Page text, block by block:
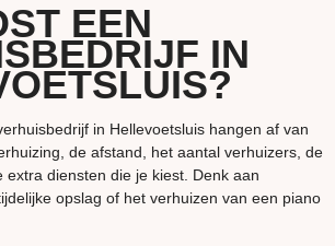
EEN
IN
in Hellevoetsluis hangen af van
de afstand, het aantal verhuizers, de
extra diensten die je kiest. Denk aan
opslag of het verhuizen van een piano